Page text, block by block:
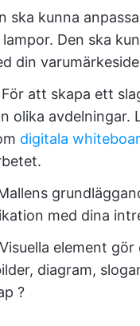
ska kunna
Den ska
din
För att skapa ett
olika avdelningar.
digitala
med dina
Visuella element
diagram,
?